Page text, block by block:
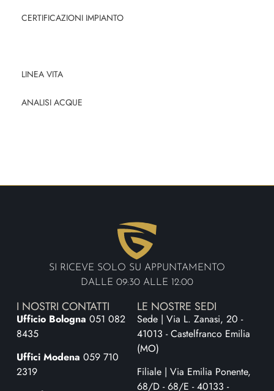
CERTIFICAZIONI IMPIANTO
LINEA VITA
ANALISI ACQUE
SI RICEVE SOLO SU APPUNTAMENTO
DALLE 09:30 ALLE 12:00
I NOSTRI CONTATTI
Ufficio Bologna 051 082
8435
Uffici Modena 059 710
2319
LE NOSTRE SEDI
Sede | Via L. Zanasi, 20 -
41013 - Castelfranco Emilia
(MO)
Filiale | Via Emilia Ponente,
68/D - 68/E - 40133 -